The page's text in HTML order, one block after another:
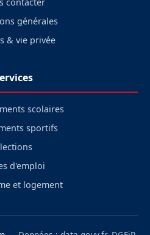
générales
& vie privée
scolaires
sportifs
d'emploi
et logement